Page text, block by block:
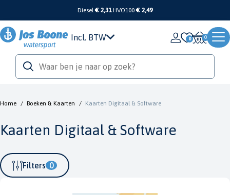
Diesel€ 2,31 HVO100 € 2,49
Incl. BTW 0
Home / Boeken & Kaarten / Kaarten Digitaal & Software
Kaarten Digitaal & Software
Filters 0